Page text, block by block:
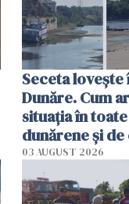
Seceta
Dunăre. Cum
situația în
dunărene și de
România
efectele, deși a
în iulie
03 AUGUST 2026